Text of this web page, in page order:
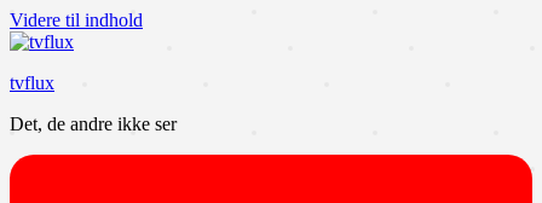
Videre til indhold
tvflux
Det, de andre ikke ser